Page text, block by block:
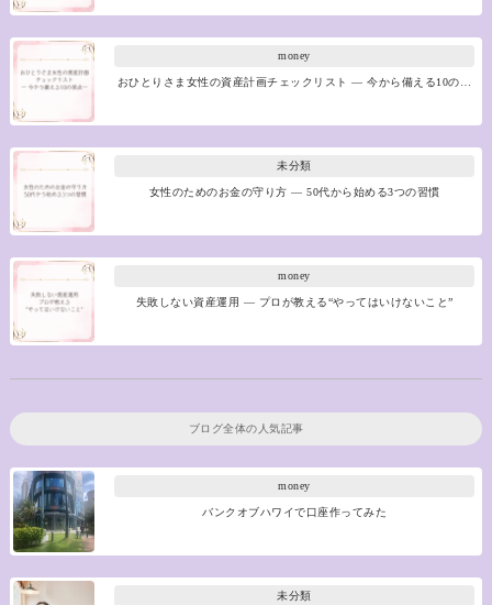
money
おひとりさま女性の資産計画チェックリスト ― 今から備える10の…
未分類
女性のためのお金の守り方 ― 50代から始める3つの習慣
money
失敗しない資産運用 ― プロが教える“やってはいけないこと”
ブログ全体の人気記事
money
バンクオブハワイで口座作ってみた
未分類